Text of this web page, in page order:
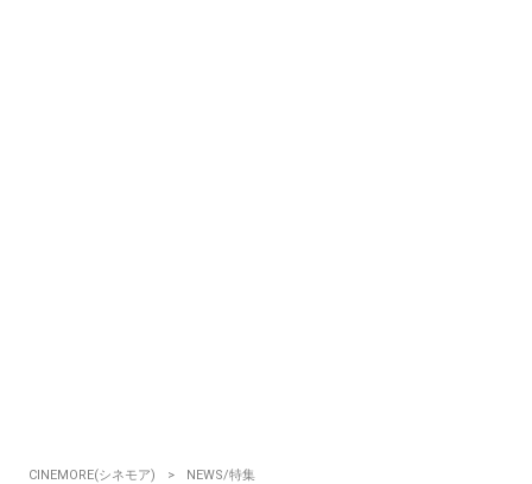
CINEMORE(シネモア)
NEWS/特集